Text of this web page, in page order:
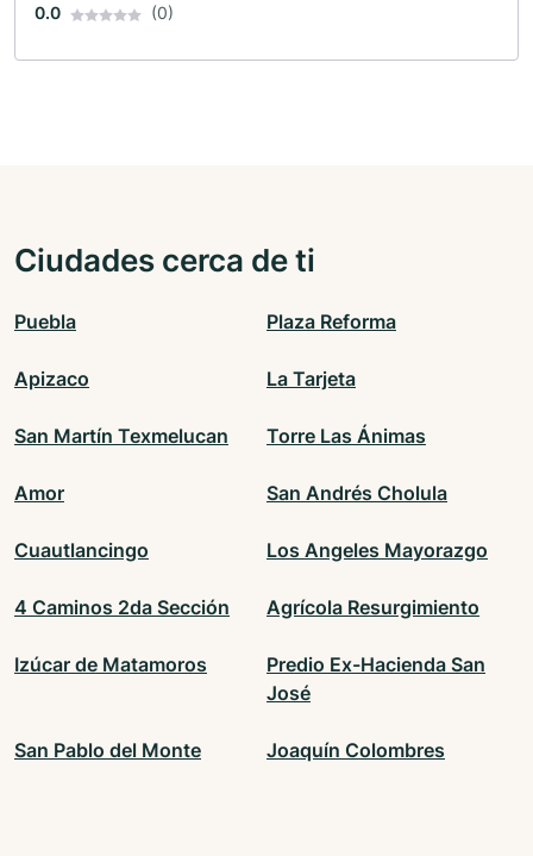
0.0 (0)
Ciudades cerca de ti
Puebla Plaza Reforma
Apizaco La Tarjeta
San Martín Texmelucan Torre Las Ánimas
Amor San Andrés Cholula
Cuautlancingo Los Angeles Mayorazgo
4 Caminos 2da Sección Agrícola Resurgimiento
Izúcar de Matamoros
Predio Ex-Hacienda San
José
San Pablo del Monte Joaquín Colombres